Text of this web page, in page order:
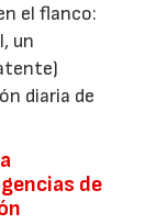
el flanco:
un
diaria de
de